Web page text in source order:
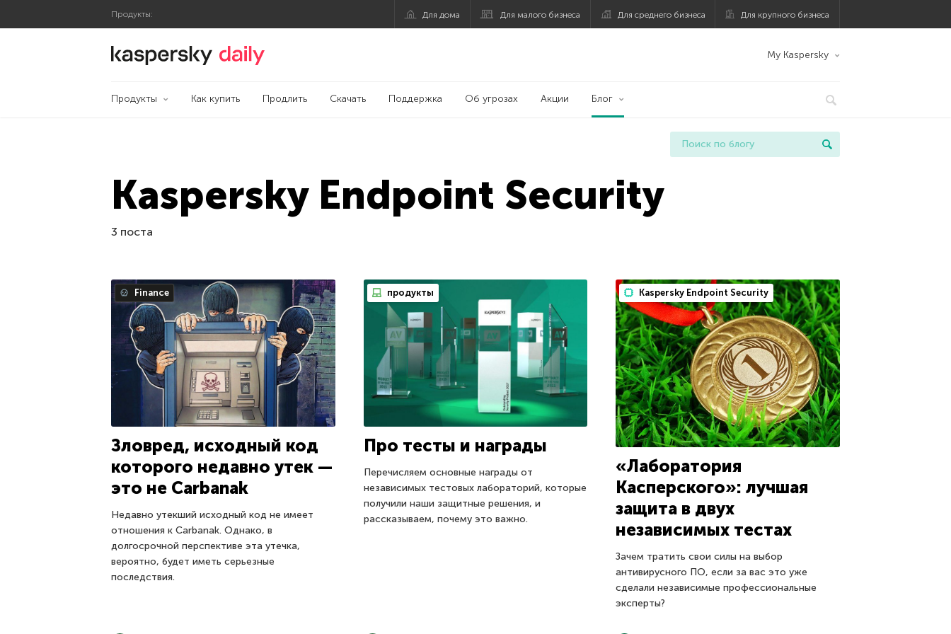
Продукты: Для дома Для малого бизнеса Для среднего бизнеса Для крупного бизнеса
Блог Касперского My Kaspersky
Продукты Как купить Продлить Скачать Поддержка Об угрозах Акции Блог
Kaspersky Endpoint Security
3 поста
Finance
Зловред, исходный код
которого недавно утек —
это не Carbanak
Недавно утекший исходный код не имеет
отношения к Carbanak. Однако, в
долгосрочной перспективе эта утечка,
вероятно, будет иметь серьезные
последствия.
продукты
Про тесты и награды
Перечисляем основные награды от
независимых тестовых лабораторий, которые
получили наши защитные решения, и
рассказываем, почему это важно.
Kaspersky Endpoint Security
«Лаборатория
Касперского»: лучшая
защита в двух
независимых тестах
Зачем тратить свои силы на выбор
антивирусного ПО, если за вас это уже
сделали независимые профессиональные
эксперты?